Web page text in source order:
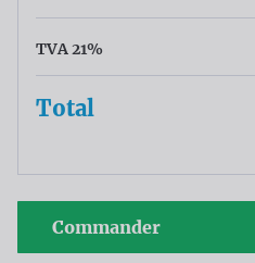
TVA 21%
Total
Commander